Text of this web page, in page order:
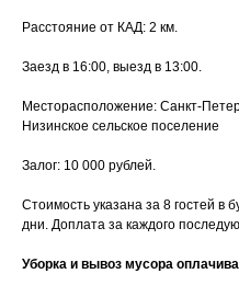
Расстояние от КАД: 2 км.
Заезд в 16:00, выезд в 13:00.
Месторасположение: Санкт-
Низинское сельское поселение
Залог: 10 000 рублей.
Стоимость указана за 8 гостей в
дни. Доплата за каждого
Уборка и вывоз мусора